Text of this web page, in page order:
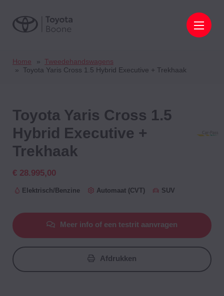
Home
Tweedehandswagens
Toyota Yaris Cross 1.5 Hybrid Executive + Trekhaak
Toyota Yaris Cross 1.5
Hybrid Executive +
Trekhaak
€ 28.995,00
Elektrisch/Benzine Automaat (CVT) SUV
Meer info of een testrit aanvragen
Afdrukken